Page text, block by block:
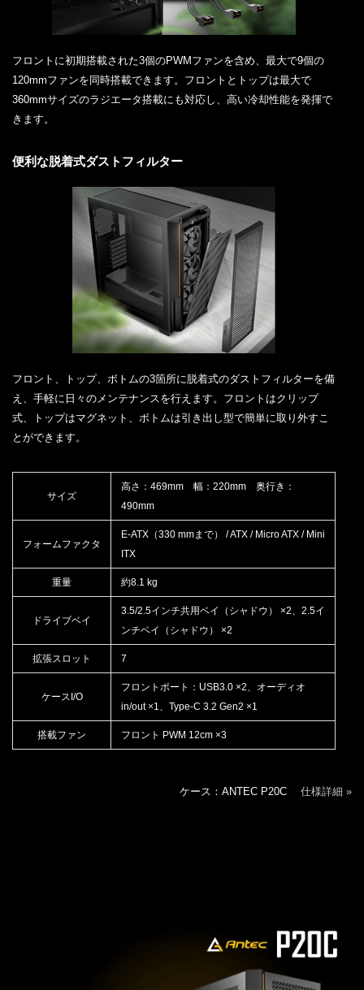
フロントに初期搭載された3個のPWMファンを含め、最大で9個の
120mmファンを同時搭載できます。フロントとトップは最大で
360mmサイズのラジエータ搭載にも対応し、高い冷却性能を発揮で
きます。
便利な脱着式ダストフィルター
フロント、トップ、ボトムの3箇所に脱着式のダストフィルターを備
え、手軽に日々のメンテナンスを行えます。フロントはクリップ
式、トップはマグネット、ボトムは引き出し型で簡単に取り外すこ
とができます。
サイズ
高さ：469mm 幅：220mm 奥行き：
490mm
フォームファクタ
E-ATX（330 mmまで） / ATX / Micro ATX / Mini
ITX
重量 約8.1 kg
ドライブベイ
3.5/2.5インチ共用ベイ（シャドウ） ×2、2.5イ
ンチベイ（シャドウ） ×2
拡張スロット 7
ケースI/O
フロントポート：USB3.0 ×2、オーディオ
in/out ×1、Type-C 3.2 Gen2 ×1
搭載ファン フロント PWM 12cm ×3
ケース：ANTEC P20C 仕様詳細 »